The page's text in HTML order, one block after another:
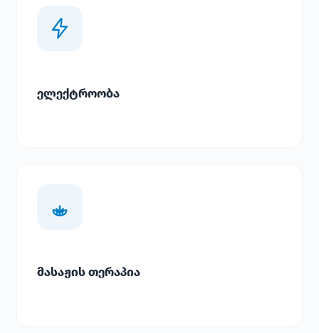
ელექტროობა
მასაჟის თერაპია